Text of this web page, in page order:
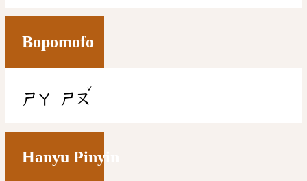
Bopomofo
ㄕㄚ ㄕㄡ
ˇ
Hanyu Pinyin